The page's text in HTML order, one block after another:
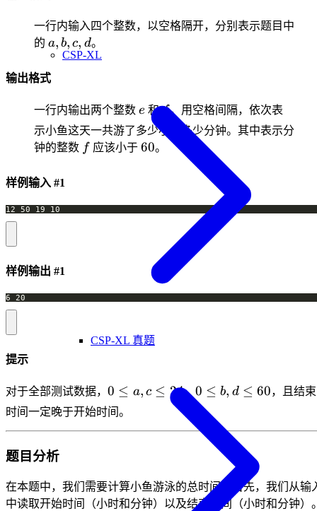
CSP-XL
CSP-XL 真题
一行内输入四个整数，以空格隔开，分别表示题目中
的 a,
b,
c,
a, b, c, d。
输出格式
一行内输出两个整数 e
e 和f
f，用空格间隔，依次表
示小鱼这天一共游了多少小时多少分钟。其中表示分
钟的整数 ff 应该小于60
60。
样例输入 #1
样例输出 #1
提示
对于全部测试数据， 0\le
a,c
\le
0 ≤ a, c ≤ 24， 0\le
b,d
60
0 ≤ b, d ≤ 60，且结束
时间一定晚于开始时间。
题目分析
在本题中，我们需要计算小鱼游泳的总时间。首先，我们从输
中读取开始时间（小时和分钟）以及结束时间（小时和分钟）